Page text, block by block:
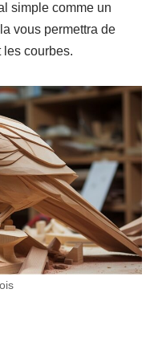
simple comme un
vous permettra de
les courbes.